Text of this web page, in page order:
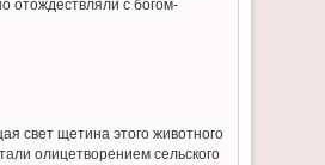
отождествляли с богом-
свет щетина этого животного
олицетворением сельского